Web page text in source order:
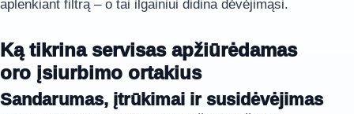
aplenkiant filtrą – o tai ilgainiui didina dėvėjimąsi.
Ką tikrina servisas apžiūrėdamas
oro įsiurbimo ortakius
Sandarumas, įtrūkimai ir susidėvėjimas